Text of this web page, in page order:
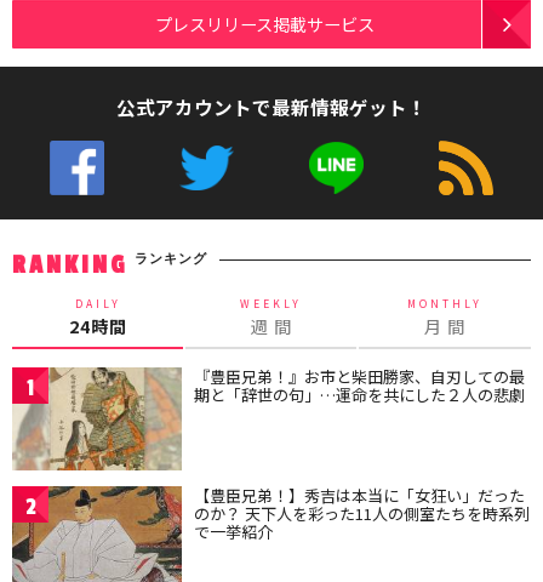
プレスリリース掲載サービス
公式アカウントで最新情報ゲット！
RANKING ランキング
DAILY
24時間
WEEKLY
週 間
MONTHLY
月 間
1 『豊臣兄弟！』お市と柴田勝家、自刃しての最
期と「辞世の句」…運命を共にした２人の悲劇
2 【豊臣兄弟！】秀吉は本当に「女狂い」だった
のか？ 天下人を彩った11人の側室たちを時系列
で一挙紹介